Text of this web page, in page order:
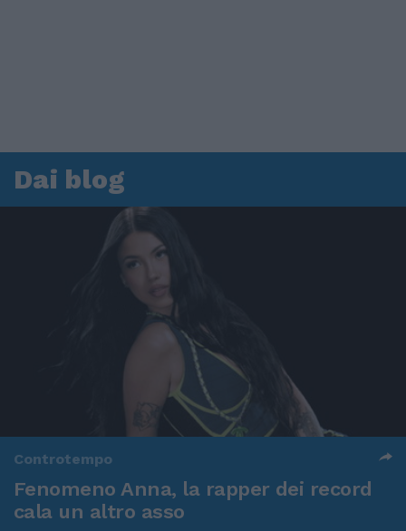
Dai blog
Controtempo
Fenomeno Anna, la rapper dei record
cala un altro asso